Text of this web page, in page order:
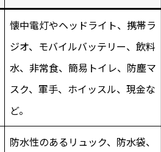
懐中電灯やヘッドライト、携帯ラ
ジオ、モバイルバッテリー、飲料
水、非常食、簡易トイレ、防塵マ
スク、軍手、ホイッスル、現金な
ど。
防水性のあるリュック、防水袋、